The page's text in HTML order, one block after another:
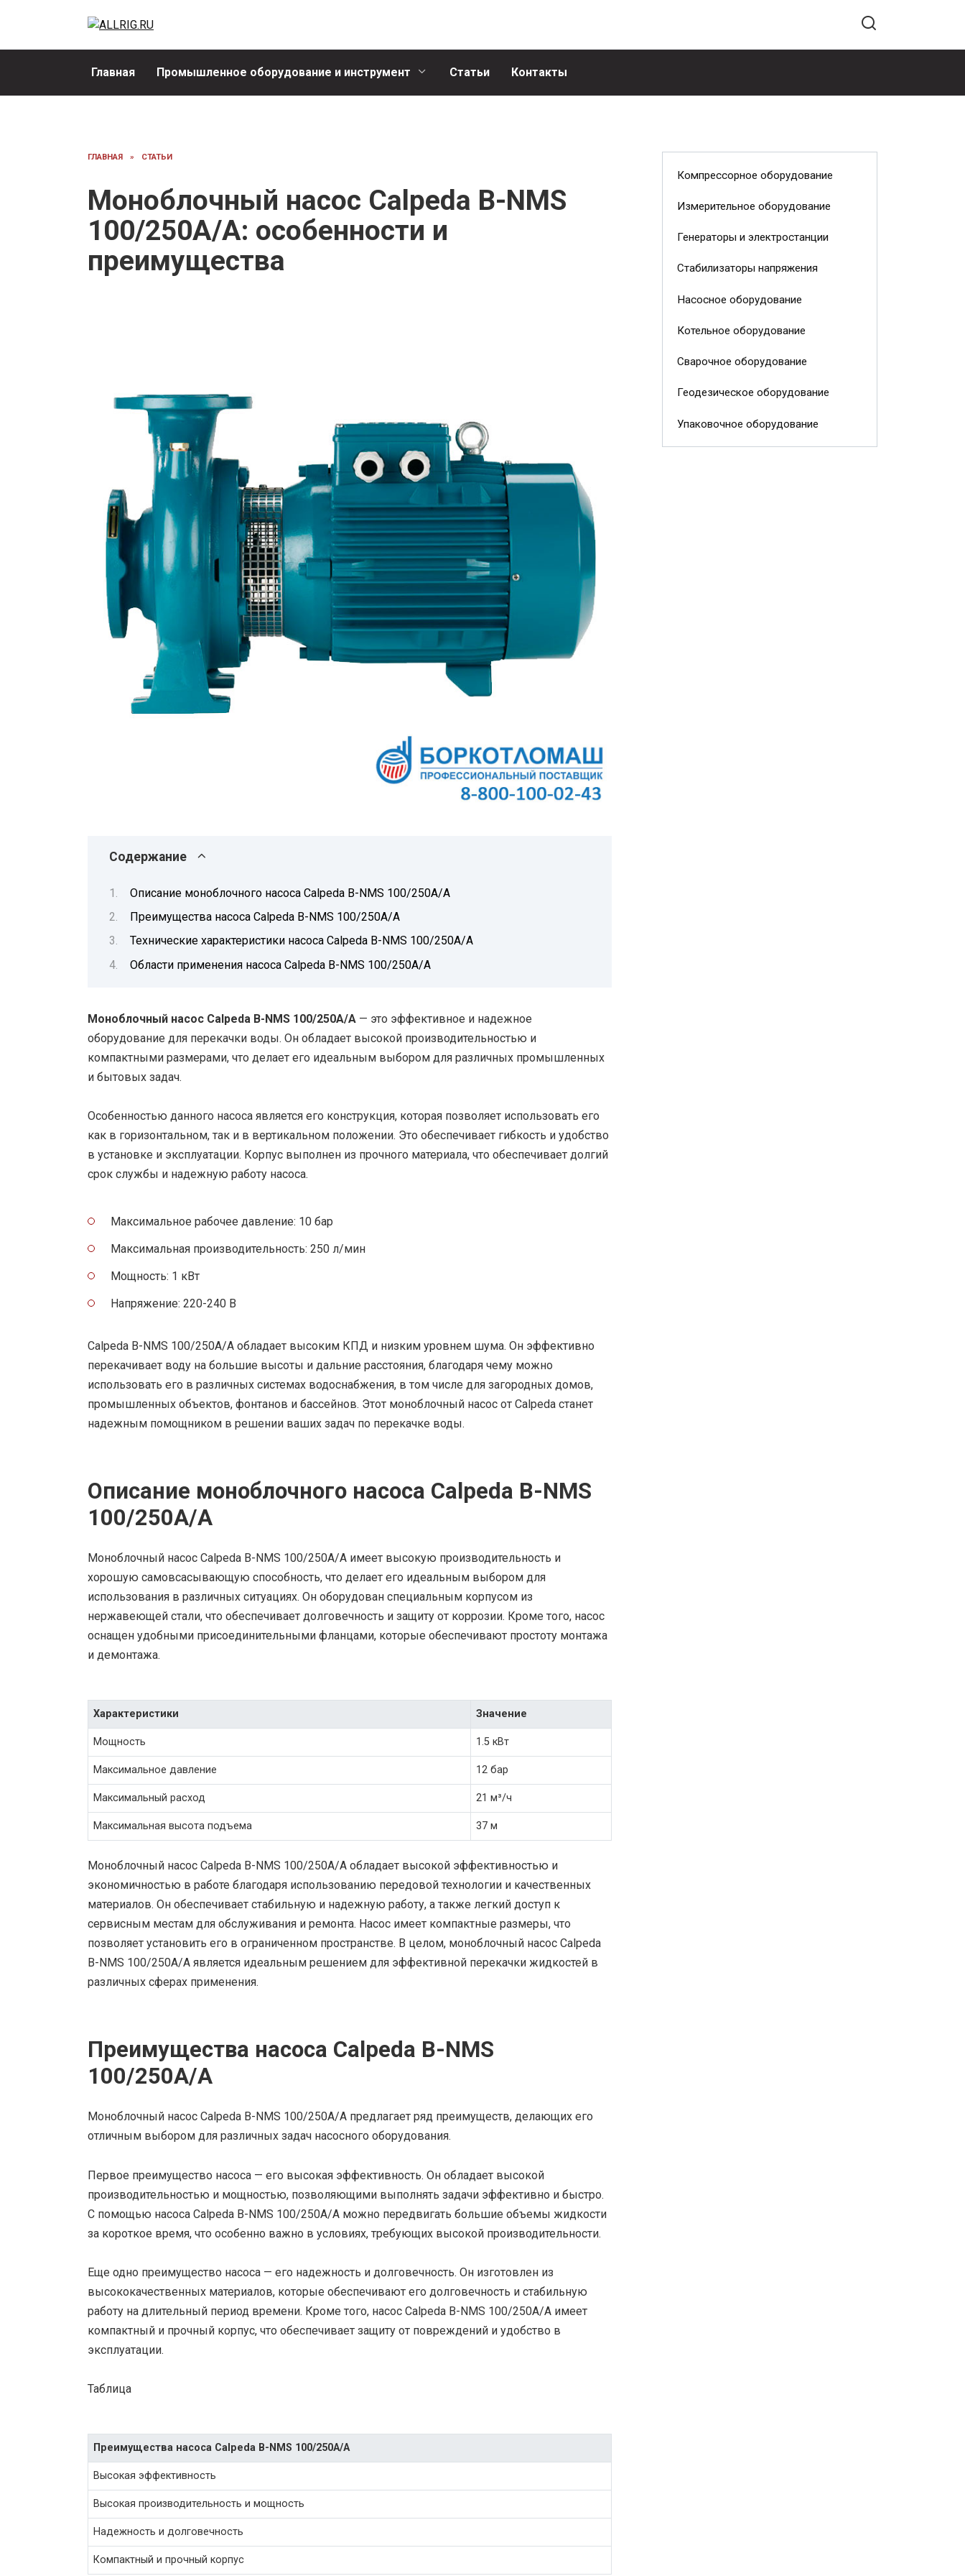
Главная Промышленное оборудование и инструмент Статьи Контакты
ГЛАВНАЯ » СТАТЬИ
Моноблочный насос Calpeda B-NMS
100/250A/A: особенности и
преимущества
Содержание
Описание моноблочного насоса Calpeda B-NMS 100/250A/A
Преимущества насоса Calpeda B-NMS 100/250A/A
Технические характеристики насоса Calpeda B-NMS 100/250A/A
Области применения насоса Calpeda B-NMS 100/250A/A
Моноблочный насос Calpeda B-NMS 100/250A/A — это эффективное и надежное
оборудование для перекачки воды. Он обладает высокой производительностью и
компактными размерами, что делает его идеальным выбором для различных промышленных
и бытовых задач.
Особенностью данного насоса является его конструкция, которая позволяет использовать его
как в горизонтальном, так и в вертикальном положении. Это обеспечивает гибкость и удобство
в установке и эксплуатации. Корпус выполнен из прочного материала, что обеспечивает долгий
срок службы и надежную работу насоса.
Максимальное рабочее давление: 10 бар
Максимальная производительность: 250 л/мин
Мощность: 1 кВт
Напряжение: 220-240 В
Calpeda B-NMS 100/250A/A обладает высоким КПД и низким уровнем шума. Он эффективно
перекачивает воду на большие высоты и дальние расстояния, благодаря чему можно
использовать его в различных системах водоснабжения, в том числе для загородных домов,
промышленных объектов, фонтанов и бассейнов. Этот моноблочный насос от Calpeda станет
надежным помощником в решении ваших задач по перекачке воды.
Описание моноблочного насоса Calpeda B-NMS
100/250A/A
Моноблочный насос Calpeda B-NMS 100/250A/A имеет высокую производительность и
хорошую самовсасывающую способность, что делает его идеальным выбором для
использования в различных ситуациях. Он оборудован специальным корпусом из
нержавеющей стали, что обеспечивает долговечность и защиту от коррозии. Кроме того, насос
оснащен удобными присоединительными фланцами, которые обеспечивают простоту монтажа
и демонтажа.
Характеристики Значение
Мощность 1.5 кВт
Максимальное давление 12 бар
Максимальный расход 21 м³/ч
Максимальная высота подъема 37 м
Моноблочный насос Calpeda B-NMS 100/250A/A обладает высокой эффективностью и
экономичностью в работе благодаря использованию передовой технологии и качественных
материалов. Он обеспечивает стабильную и надежную работу, а также легкий доступ к
сервисным местам для обслуживания и ремонта. Насос имеет компактные размеры, что
позволяет установить его в ограниченном пространстве. В целом, моноблочный насос Calpeda
B-NMS 100/250A/A является идеальным решением для эффективной перекачки жидкостей в
различных сферах применения.
Преимущества насоса Calpeda B-NMS
100/250A/A
Моноблочный насос Calpeda B-NMS 100/250A/A предлагает ряд преимуществ, делающих его
отличным выбором для различных задач насосного оборудования.
Первое преимущество насоса — его высокая эффективность. Он обладает высокой
производительностью и мощностью, позволяющими выполнять задачи эффективно и быстро.
С помощью насоса Calpeda B-NMS 100/250A/A можно передвигать большие объемы жидкости
за короткое время, что особенно важно в условиях, требующих высокой производительности.
Еще одно преимущество насоса — его надежность и долговечность. Он изготовлен из
высококачественных материалов, которые обеспечивают его долговечность и стабильную
работу на длительный период времени. Кроме того, насос Calpeda B-NMS 100/250A/A имеет
компактный и прочный корпус, что обеспечивает защиту от повреждений и удобство в
эксплуатации.
Таблица
Преимущества насоса Calpeda B-NMS 100/250A/A
Высокая эффективность
Высокая производительность и мощность
Надежность и долговечность
Компактный и прочный корпус
Компрессорное оборудование
Измерительное оборудование
Генераторы и электростанции
Стабилизаторы напряжения
Насосное оборудование
Котельное оборудование
Сварочное оборудование
Геодезическое оборудование
Упаковочное оборудование